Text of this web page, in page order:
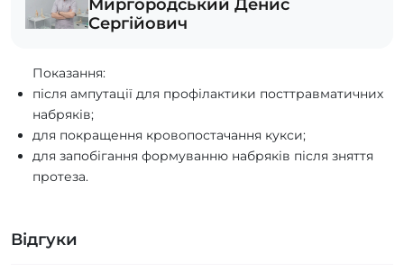
Миргородський Денис
Сергійович
Показання:
після ампутації для профілактики посттравматичних
набряків;
для покращення кровопостачання кукси;
для запобігання формуванню набряків після зняття
протеза.
Відгуки